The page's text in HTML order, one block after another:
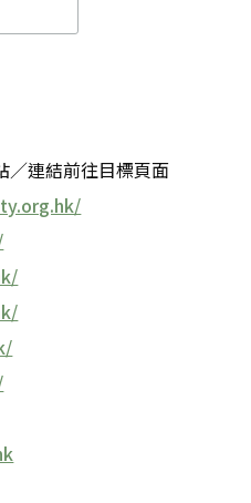
／連結前往目標頁面